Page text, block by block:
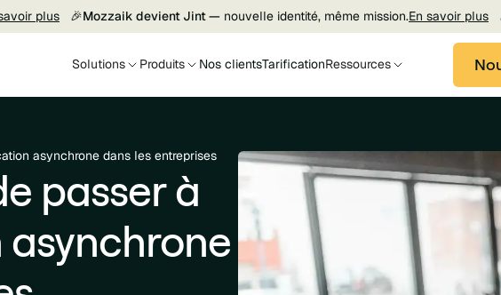
plus 🎉Mozzaik devient Jint — nouvelle identité, même mission.En savoir plus
Solutions Produits Nos clientsTarificationRessources
asynchrone dans les entreprises
passer à